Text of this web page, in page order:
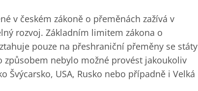
v českém zákoně o přeměnách zažívá v
rozvoj. Základním limitem zákona o
pouze na přeshraniční přeměny se státy
způsobem nebylo možné provést jakoukoliv
USA, Rusko nebo případně i Velká